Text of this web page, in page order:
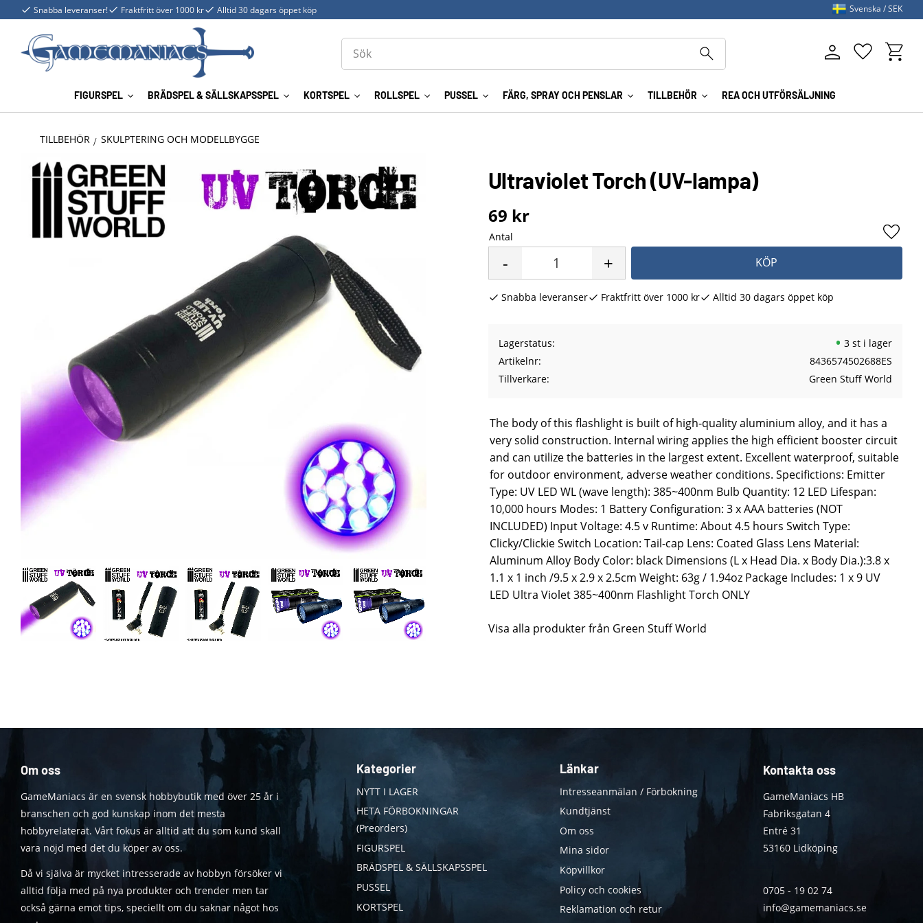
Snabba leveranser! Fraktfritt över 1000 kr Alltid 30 dagars öppet köp
FIGURSPEL BRÄDSPEL & SÄLLSKAPSSPEL KORTSPEL ROLLSPEL PUSSEL FÄRG, SPRAY OCH PENSLAR TILLBEHÖR REA OCH UTFÖRSÄLJNING
Favoriter
Svenska SEK
TILLBEHÖR SKULPTERING OCH MODELLBYGGE
Ultraviolet Torch (UV-lampa)
69 kr
Antal
+
- KÖP
Lägg
Snabba leveranser Fraktfritt över 1000 kr Alltid 30 dagars öppet köp
Lagerstatus
3 st i lager
Artikelnr
8436574502688ES
Tillverkare
Green Stuff World
The body of this flashlight is built of high-quality aluminium alloy, and it has a
very solid construction. Internal wiring applies the high efficient booster circuit
and can utilize the batteries in the largest extent. Excellent waterproof, suitable
for outdoor environment, adverse weather conditions. Specifictions: Emitter
Type: UV LED WL (wave length): 385~400nm Bulb Quantity: 12 LED Lifespan:
10,000 hours Modes: 1 Battery Configuration: 3 x AAA batteries (NOT
INCLUDED) Input Voltage: 4.5 v Runtime: About 4.5 hours Switch Type:
Clicky/Clickie Switch Location: Tail-cap Lens: Coated Glass Lens Material:
Aluminum Alloy Body Color: black Dimensions (L x Head Dia. x Body Dia.):3.8 x
1.1 x 1 inch /9.5 x 2.9 x 2.5cm Weight: 63g / 1.94oz Package Includes: 1 x 9 UV
LED Ultra Violet 385~400nm Flashlight Torch ONLY
Visa alla produkter från Green Stuff World
Om oss
GameManiacs är en svensk hobbybutik med över 25 år i
branschen och god kunskap inom det mesta
hobbyrelaterat. Vårt fokus är alltid att du som kund skall
vara nöjd med det du köper av oss.
Då vi själva är mycket intresserade av hobbyn försöker vi
alltid följa med på nya produkter och trender men tar
också gärna emot tips, speciellt om du saknar något hos
Kategorier
NYTT I LAGER
HETA FÖRBOKNINGAR
(Preorders)
FIGURSPEL
BRÄDSPEL & SÄLLSKAPSSPEL
PUSSEL
KORTSPEL
Länkar
Intresseanmälan / Förbokning
Kundtjänst
Om oss
Mina sidor
Köpvillkor
Policy och cookies
Reklamation och retur
Kontakta oss
GameManiacs HB
Fabriksgatan 4
Entré 31
53160 Lidköping
0705 - 19 02 74
info@gamemaniacs.se